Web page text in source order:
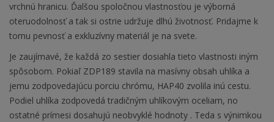
vrchnú hranicu. Ďalšou spoločnou vlastnosťou je výborná
oteruodolnosť a tak si ostrie udržuje dlhú životnosť. Pridajme k
tomu pevnosť a exkluzívny materiál je na svete.
Je zaujímavé, že každá zo sestier dosiahla tieto vlastnosti iným
spôsobom. Pokiaľ ZDP189 stavila na masívny obsah uhlíka a
jemu zodpovedajúcu porciu chrómu, HAP40 zvolila inú cestu.
Podiel uhlíka zodpovedá tradičným uhlíkovým oceliam, no
ostatné prímesi dosahujú neobvyklé hodnoty . Teda s výnimkou